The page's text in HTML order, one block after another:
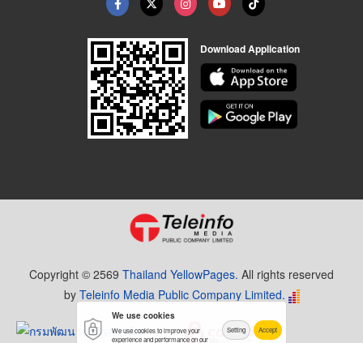
Download Application
Copyright © 2569 Thailand YellowPages. All rights reserved
by Teleinfo Media Public Company Limited.
We use cookies
We use cookies to improve your
experience and performance on our
Setting Accept